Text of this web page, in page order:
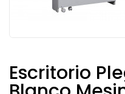
Escritorio